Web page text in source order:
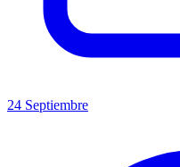
24 Septiembre